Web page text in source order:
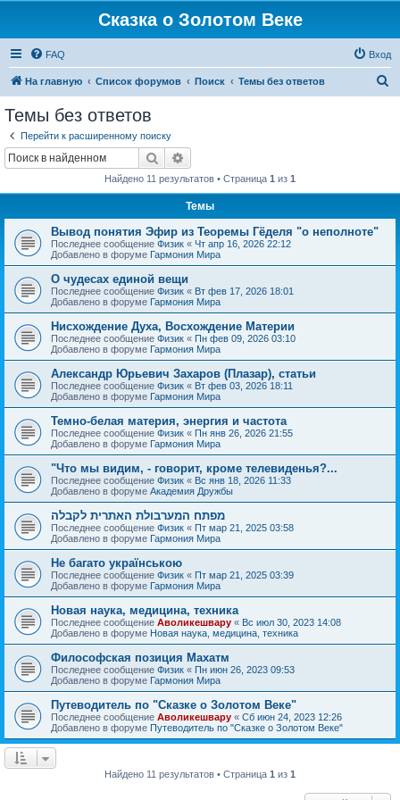
Сказка о Золотом Веке
FAQ Вход
На главную Список форумов Поиск Темы без ответов
Темы без ответов
Перейти к расширенному поиску
Поиск
Найдено 11 результатов • Страница 1 из 1
Темы
Вывод понятия Эфир из Теоремы Гёделя "о неполноте"
Последнее сообщение Физик « Чт апр 16, 2026 22:12
Добавлено в форуме Гармония Мира
О чудесах единой вещи
Последнее сообщение Физик « Вт фев 17, 2026 18:01
Добавлено в форуме Гармония Мира
Нисхождение Духа, Восхождение Материи
Последнее сообщение Физик « Пн фев 09, 2026 03:10
Добавлено в форуме Гармония Мира
Александр Юрьевич Захаров (Плазар), статьи
Последнее сообщение Физик « Вт фев 03, 2026 18:11
Добавлено в форуме Гармония Мира
Темно-белая материя, энергия и частота
Последнее сообщение Физик « Пн янв 26, 2026 21:55
Добавлено в форуме Гармония Мира
"Что мы видим, - говорит, кроме телевиденья?...
Последнее сообщение Физик « Вс янв 18, 2026 11:33
Добавлено в форуме Академия Дружбы
מפתח המערבולת האתרית לקבלה
Последнее сообщение Физик « Пт мар 21, 2025 03:58
Добавлено в форуме Гармония Мира
Не багато українською
Последнее сообщение Физик « Пт мар 21, 2025 03:39
Добавлено в форуме Гармония Мира
Новая наука, медицина, техника
Последнее сообщение Аволикешвару « Вс июл 30, 2023 14:08
Добавлено в форуме Новая наука, медицина, техника
Философская позиция Махатм
Последнее сообщение Физик « Пн июн 26, 2023 09:53
Добавлено в форуме Гармония Мира
Путеводитель по "Сказке о Золотом Веке"
Последнее сообщение Аволикешвару « Сб июн 24, 2023 12:26
Добавлено в форуме Путеводитель по "Сказке о Золотом Веке"
Найдено 11 результатов • Страница 1 из 1